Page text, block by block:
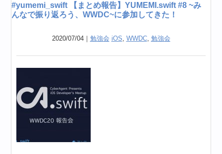
#yumemi_swift 【まとめ報告】YUMEMI.swift #8 ~み
んなで振り返ろう、WWDC~に参加してきた！
2020/07/04｜ 勉強会 iOS, WWDC, 勉強会